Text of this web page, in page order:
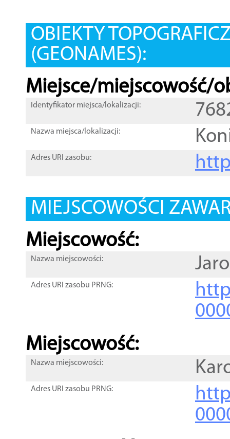
OBIEKTY
(GEONAMES):
Miejsce/miejscowość/
Identyfikator miejsca/lokalizacji:
Nazwa miejsca/lokalizacji:
Adres URI zasobu:
MIEJSCOWOŚCI
Miejscowość:
Nazwa miejscowości:
Adres URI zasobu PRNG:
Miejscowość:
Nazwa miejscowości:
Adres URI zasobu PRNG: